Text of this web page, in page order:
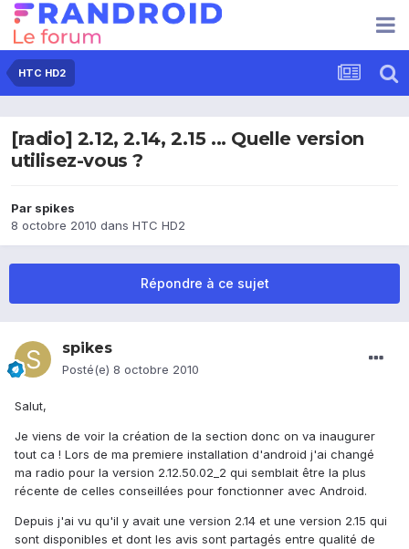
HTC HD2
[radio] 2.12, 2.14, 2.15 ... Quelle version
utilisez-vous ?
Par spikes
8 octobre 2010 dans HTC HD2
Répondre à ce sujet
spikes
Posté(e) 8 octobre 2010
Salut,
Je viens de voir la création de la section donc on va inaugurer
tout ca ! Lors de ma premiere installation d'android j'ai changé
ma radio pour la version 2.12.50.02_2 qui semblait être la plus
récente de celles conseillées pour fonctionner avec Android.
Depuis j'ai vu qu'il y avait une version 2.14 et une version 2.15 qui
sont disponibles et dont les avis sont partagés entre qualité de